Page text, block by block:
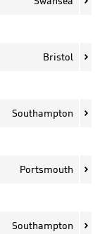
Bristol 
Southampton 
Portsmouth 
Southampton 